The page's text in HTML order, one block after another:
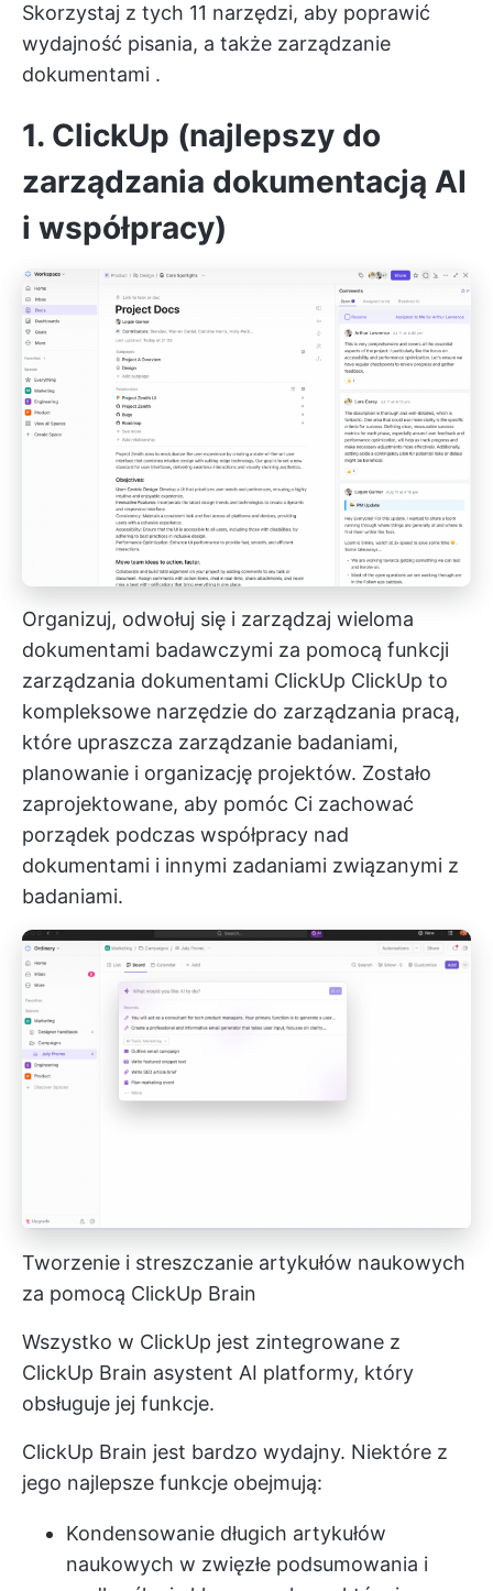
Skorzystaj z tych 11 narzędzi, aby poprawić
wydajność pisania, a także zarządzanie
dokumentami .
1. ClickUp (najlepszy do
zarządzania dokumentacją AI
i współpracy)
Organizuj, odwołuj się i zarządzaj wieloma
dokumentami badawczymi za pomocą funkcji
zarządzania dokumentami ClickUp ClickUp to
kompleksowe narzędzie do zarządzania pracą,
które upraszcza zarządzanie badaniami,
planowanie i organizację projektów. Zostało
zaprojektowane, aby pomóc Ci zachować
porządek podczas współpracy nad
dokumentami i innymi zadaniami związanymi z
badaniami.
Tworzenie i streszczanie artykułów naukowych
za pomocą ClickUp Brain
Wszystko w ClickUp jest zintegrowane z
ClickUp Brain asystent AI platformy, który
obsługuje jej funkcje.
ClickUp Brain jest bardzo wydajny. Niektóre z
jego najlepsze funkcje obejmują:
Kondensowanie długich artykułów
naukowych w zwięzłe podsumowania i